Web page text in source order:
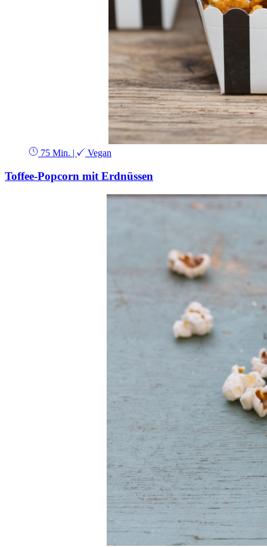
75 Min. | Vegan
Toffee-Popcorn mit Erdnüssen